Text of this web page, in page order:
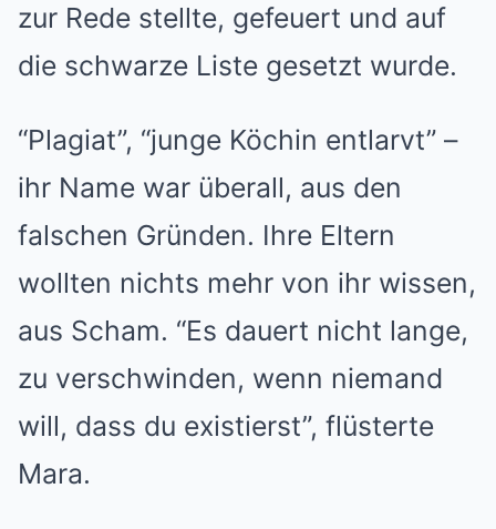
zur Rede stellte, gefeuert und auf
die schwarze Liste gesetzt wurde.
“Plagiat”, “junge Köchin entlarvt” –
ihr Name war überall, aus den
falschen Gründen. Ihre Eltern
wollten nichts mehr von ihr wissen,
aus Scham. “Es dauert nicht lange,
zu verschwinden, wenn niemand
will, dass du existierst”, flüsterte
Mara.